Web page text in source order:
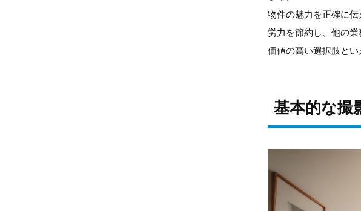
物件の魅力を正確に
労力を節約し、他の
価値の高い選択肢とい
基本的な撮